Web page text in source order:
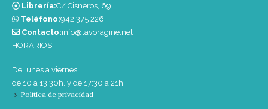
Librería:C/ Cisneros, 69
Teléfono:‭942 375 226‬
Contacto:info@lavoragine.net
HORARIOS
De lunes a viernes
de 10 a 13:30h. y de 17:30 a 21h.
Política de privacidad